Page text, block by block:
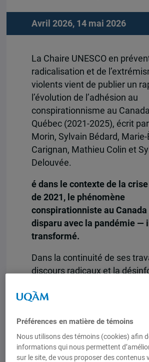
Avril 2026, 14 mai 2026
La Chaire UNESCO en
radicalisation et de
violents vient de publier un
l’évolution de l’adhésion au
conspirationnisme au
Québec (2021-2025), écrit
Morin, Sylvain Bédard, Marie-
Carignan, Mathieu Colin et
Delouvée.
é dans le contexte de la
de 2021, le phénomène
conspirationniste au Canada
disparu avec la pandémie —
transformé.
Dans la continuité de ses
discours radicaux et la
nouveau rapport qui mesure
conspirationniste au sein de la
population canadienne entre
2025.
Préférences en matière de témoins
Nous utilisons des témoins (cookies) afin
informations qui nous permettent
sur le site, de vous proposer des contenus